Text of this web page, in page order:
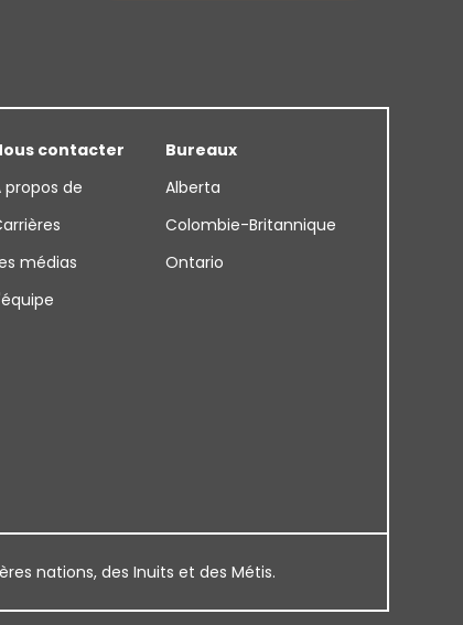
contacter
propos de
médias
Bureaux
Alberta
Colombie-Britannique
Ontario
nations, des Inuits et des Métis.